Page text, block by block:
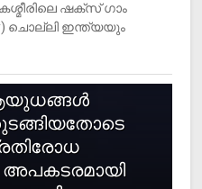
കശ്മീരിലെ ഷക്സ് ​ഗാം
ചൊല്ലി ഇന്ത്യയും